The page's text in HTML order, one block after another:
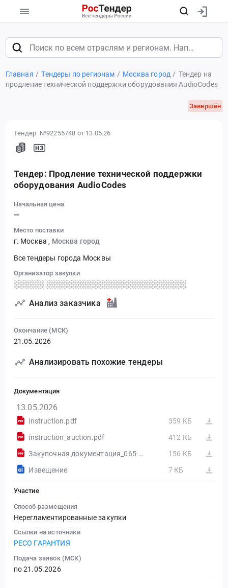
Главная Тендеры по регионам Москва город
Тендер на
продление технической поддержки оборудования AudioСodes
Завершён
Тендер №92255748 от 13.05.26
Тендер: Продление технической поддержки
оборудования AudioСodes
Начальная цена
—
Место поставки
г. Москва , Москва город
Все тендеры города Москвы
Организатор закупки
░░░░░░ ░░░░░░░░░░░░░░░░░░░░░░░░░░░
Анализ заказчика
Окончание (МСК)
21.05.2026
Анализировать похожие тендеры
Документация
13.05.2026
instruction.pdf
359 КБ
instruction_auction.pdf
412 КБ
Закупочная документация_065-ЗП26.pdf
156 КБ
Извещение
7 КБ
Участие
Способ размещения
Нерегламентированные закупки
Ссылки на источники
РЕСО ГАРАНТИЯ
Подача заявок (МСК)
по 21.05.2026